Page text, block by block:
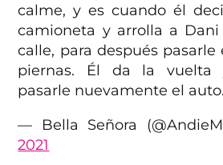
calme, y es cuando él
camioneta y arrolla a
calle, para después
piernas. Él da la vuelta
pasarle nuevamente el
— Bella Señora
2021